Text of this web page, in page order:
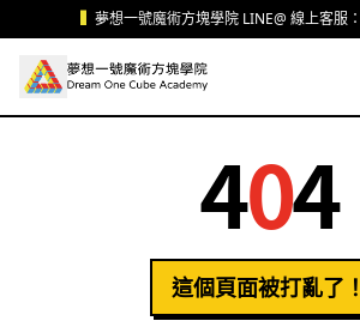
跳至主要內容夢想一號魔術方塊學院 LINE@ 線上客服：
404
這個頁面被打亂了！